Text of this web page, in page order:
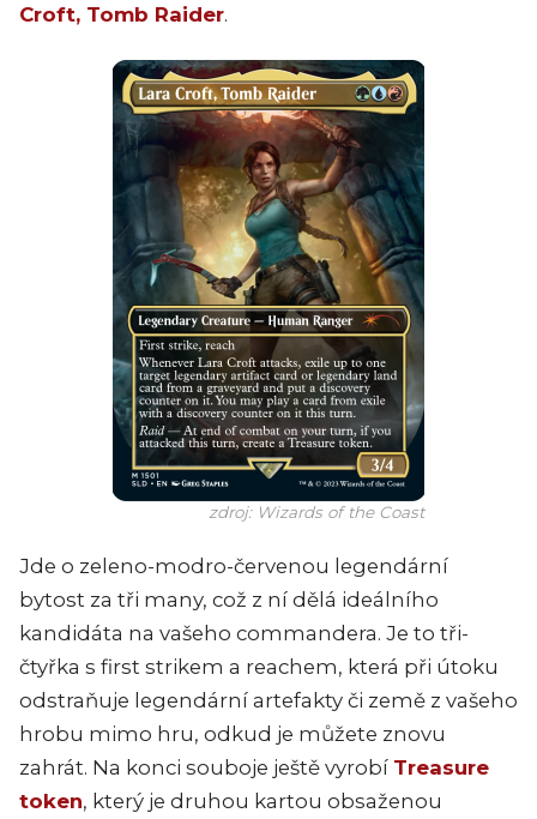
Croft, Tomb Raider.
zdroj: Wizards of the Coast
Jde o zeleno-modro-červenou legendární
bytost za tři many, což z ní dělá ideálního
kandidáta na vašeho commandera. Je to tři-
čtyřka s first strikem a reachem, která při útoku
odstraňuje legendární artefakty či země z vašeho
hrobu mimo hru, odkud je můžete znovu
zahrát. Na konci souboje ještě vyrobí Treasure
token, který je druhou kartou obsaženou